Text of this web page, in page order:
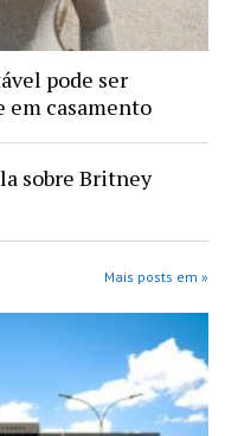
pode ser
casamento
sobre Britney
Mais posts em »